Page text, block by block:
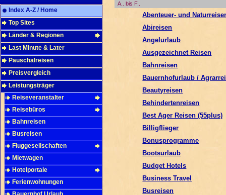
Index A-Z / Home
Top Sites
Länder & Regionen
Last Minute & Later
Pauschalreisen
Preisvergleich
Leistungsträger
Reiseveranstalter
Reisebüros
Bahnreisen
Busreisen
Fluggesellschaften
Mietwagen
Hotelportale
Ferienwohnungen
A.. bis F..
Abenteuer- und
Abireisen
Angelurlaub
Ausgezeichnet Reisen
Bahnreisen
Bauernhofurlaub /
Beautyreisen
Behindertenreisen
Best Ager Reisen (55plus)
Billigflieger
Bonusprogramme
Bootsurlaub
Budget Hotels
Business Travel
Busreisen